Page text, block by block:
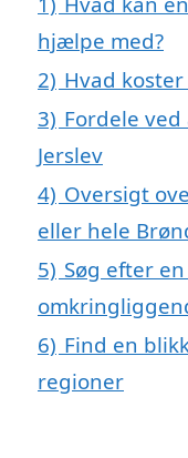
hjælpe med?
2) Hvad
3) Fordele
Jerslev
4) Oversigt
eller hele
5) Søg efter
6) Find en
regioner